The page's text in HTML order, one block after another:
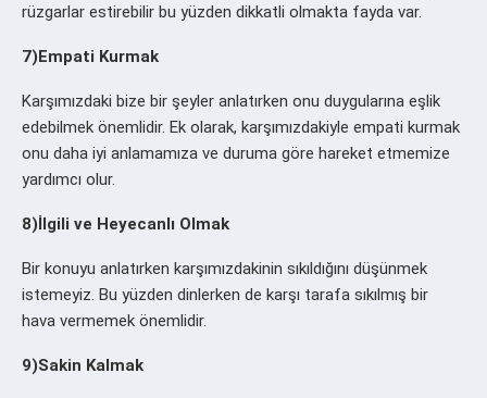
rüzgarlar estirebilir bu yüzden dikkatli olmakta fayda var.
7)Empati Kurmak
Karşımızdaki bize bir şeyler anlatırken onu duygularına eşlik
edebilmek önemlidir. Ek olarak, karşımızdakiyle empati kurmak
onu daha iyi anlamamıza ve duruma göre hareket etmemize
yardımcı olur.
8)İlgili ve Heyecanlı Olmak
Bir konuyu anlatırken karşımızdakinin sıkıldığını düşünmek
istemeyiz. Bu yüzden dinlerken de karşı tarafa sıkılmış bir
hava vermemek önemlidir.
9)Sakin Kalmak